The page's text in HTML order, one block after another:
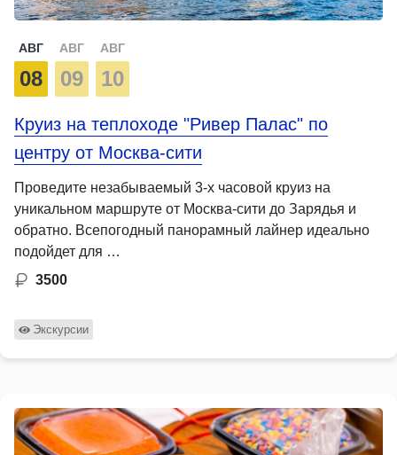
АВГ
08
АВГ
09
АВГ
10
Круиз на теплоходе "Ривер Палас" по
центру от Москва-сити
Проведите незабываемый 3-х часовой круиз на
уникальном маршруте от Москва-сити до Зарядья и
обратно. Всепогодный панорамный лайнер идеально
подойдет для …
3500
Экскурсии